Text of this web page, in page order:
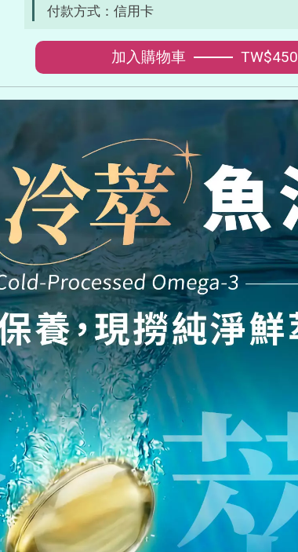
付款方式：信用卡
加入購物車 TW$450